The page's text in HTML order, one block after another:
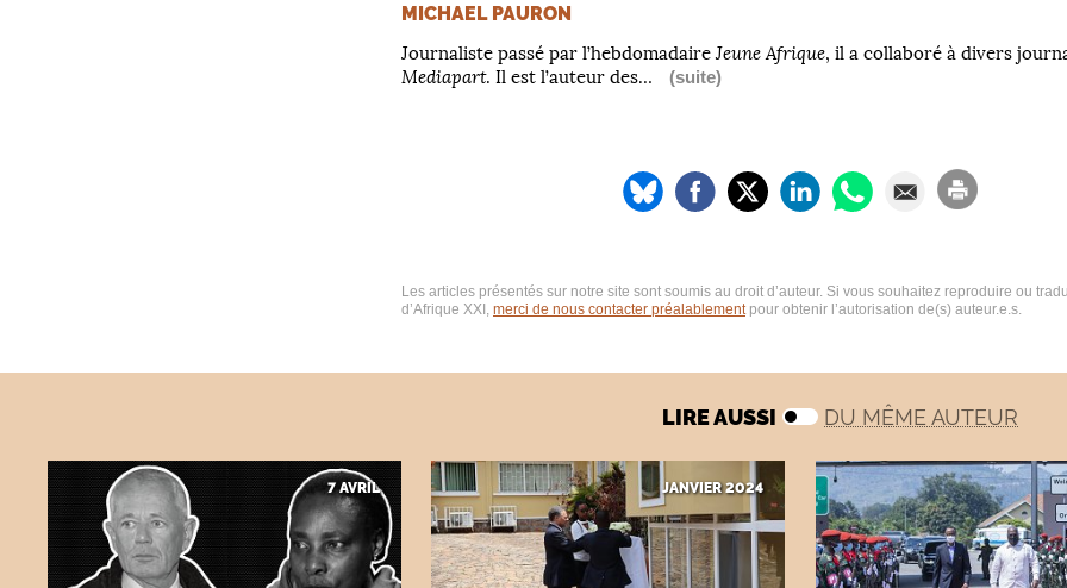
MICHAEL PAURON
Journaliste passé par l’hebdomadaireJeune Afrique, il a collaboré à divers
Mediapart. Il est l’auteur des… (suite)
Les articles présentés sur notre site sont soumis au droit d’auteur. Si vous souhaitez reproduire ou
d’Afrique XXI, merci de nous contacter préalablementpour obtenir l’autorisation de(s) auteur.e.s.
LIRE AUSSI DU MÊME AUTEUR
7 AVRIL JANVIER 2024